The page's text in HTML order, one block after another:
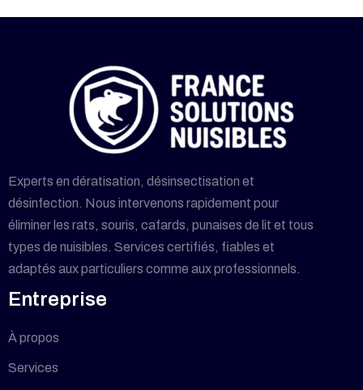
Experts en dératisation, désinsectisation et
désinfection. Nous intervenons rapidement pour
éliminer les rats, souris, cafards, punaises de lit et tous
types de nuisibles. Services certifiés, fiables et
adaptés aux particuliers comme aux professionnels.
Entreprise
À propos
Services